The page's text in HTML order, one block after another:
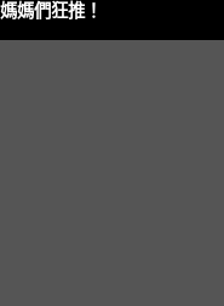
媽們狂推！